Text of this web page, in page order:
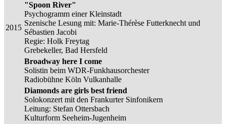
2015
"Spoon River"
Psychogramm einer Kleinstadt
Szenische Lesung mit: Marie-Thérèse Futterknecht und
Sébastien Jacobi
Regie: Holk Freytag
Grebekeller, Bad Hersfeld
Broadway here I come
Solistin beim WDR-Funkhausorchester
Radiobühne Köln Vulkanhalle
Diamonds are girls best friend
Solokonzert mit den Frankurter Sinfonikern
Leitung: Stefan Ottersbach
Kulturform Seeheim-Jugenheim